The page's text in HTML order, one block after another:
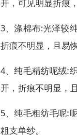
开，可见明显折痕
3、涤棉布:光泽较
折痕不明显，且易
4、纯毛精纺呢绒:
开，折痕不明显，
5、纯毛粗纺毛呢:
粗支单纱。